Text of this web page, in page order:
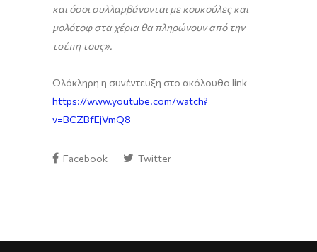
και όσοι συλλαμβάνονται με κουκούλες και
μολότοφ στα χέρια θα πληρώνουν από την
τσέπη τους».
Ολόκληρη η συνέντευξη στο ακόλουθο link
https://www.youtube.com/watch?
v=BCZBfEjVmQ8
Facebook Twitter